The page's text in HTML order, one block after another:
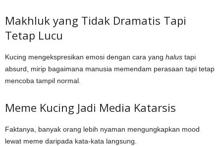
Makhluk yang Tidak Dramatis Tapi
Tetap Lucu
Kucing mengekspresikan emosi dengan cara yang halus tapi
absurd, mirip bagaimana manusia memendam perasaan tapi tetap
mencoba tampil normal.
Meme Kucing Jadi Media Katarsis
Faktanya, banyak orang lebih nyaman mengungkapkan mood
lewat meme daripada kata-kata langsung.